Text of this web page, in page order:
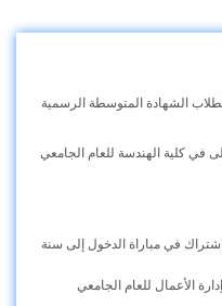
لطلاب الشهادة المتوسطة الرسمية
في كلية الهندسة للعام الجامعي
في مباراة الدخول إلى سنة
الأعمال للعام الجامعي